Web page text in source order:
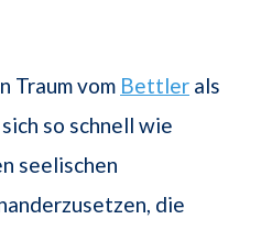
Traum vom Bettler als
so schnell wie
seelischen
die